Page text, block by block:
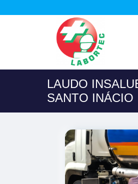
LAUDO
SANTO INÁCIO